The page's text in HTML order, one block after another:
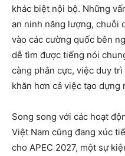
khác biệt nội bộ. Những
an ninh năng lượng, chuỗi
vào các cường quốc bên
dễ tìm được tiếng nói
càng phân cực, việc duy
khăn hơn cả việc tạo dựng
Song song với các hoạt
Việt Nam cũng đang xúc
cho APEC 2027, một sự